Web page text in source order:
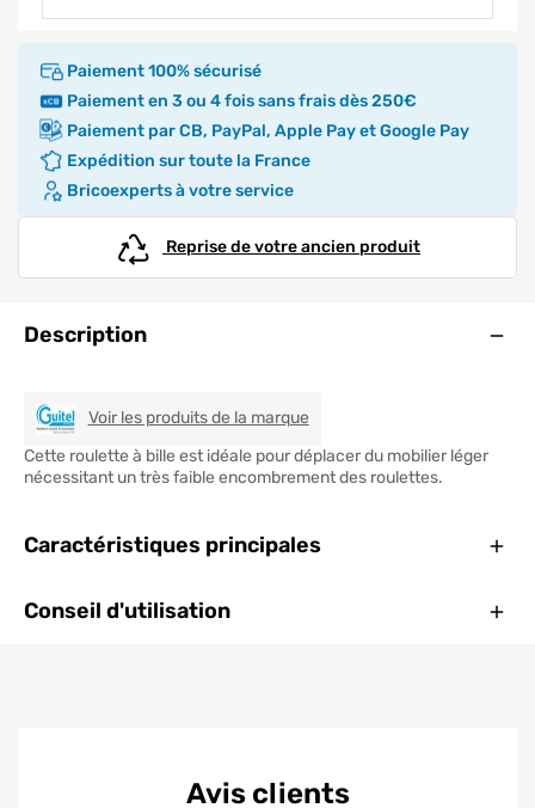
Paiement 100% sécurisé
Paiement en 3 ou 4 fois sans frais dès 250€
Paiement par CB, PayPal, Apple Pay et Google Pay
Expédition sur toute la France
Bricoexperts à votre service
Reprise de votre ancien produit
Description
Voir les produits de la marqueGUITEL
Cette roulette à bille est idéale pour déplacer du mobilier léger
nécessitant un très faible encombrement des roulettes.
Caractéristiques principales
Conseil d'utilisation
Avis clients